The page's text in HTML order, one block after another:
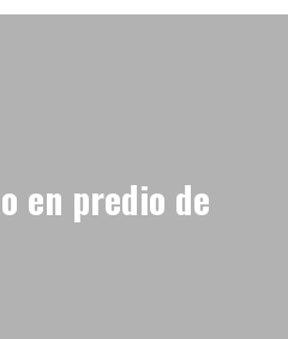
en predio de